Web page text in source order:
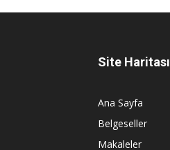
Site Haritası
Ana Sayfa
Belgeseller
Makaleler